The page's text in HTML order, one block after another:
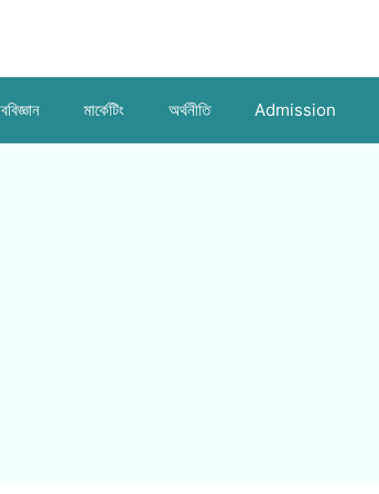
মার্কেটিং অর্থনীতি Admission